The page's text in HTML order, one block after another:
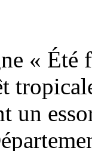
« Été
un